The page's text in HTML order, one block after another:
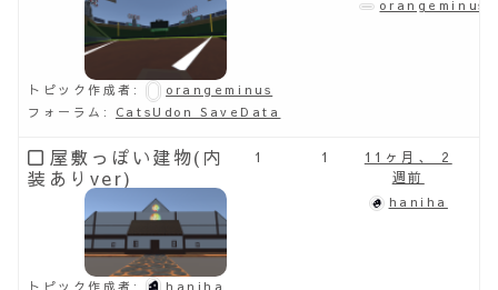
トピック作成者:
orangeminus
フォーラム: CatsUdon SaveData
orangeminus
屋敷っぽい建物(内
装ありver)
トピック作成者: haniha
1 1
11ヶ月、 2
週前
haniha